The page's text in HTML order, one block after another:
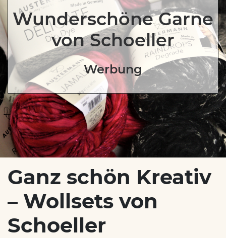
Wunderschöne Garne
von Schoeller
Werbung
Ganz schön Kreativ
– Wollsets von
Schoeller